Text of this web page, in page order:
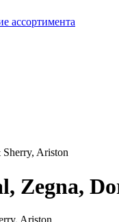
ассортимента
Sherry, Ariston
Zegna,